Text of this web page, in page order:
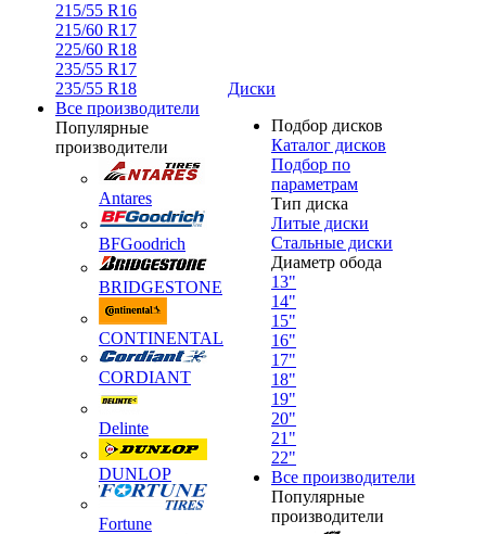
215/55 R16
215/60 R17
225/60 R18
235/55 R17
235/55 R18
Все производители
Популярные
производители
Antares
BFGoodrich
BRIDGESTONE
CONTINENTAL
CORDIANT
Delinte
DUNLOP
Fortune
Диски
Подбор дисков
Каталог дисков
Подбор по
параметрам
Тип диска
Литые диски
Стальные диски
Диаметр обода
13"
14"
15"
16"
17"
18"
19"
20"
21"
22"
Все производители
Популярные
производители